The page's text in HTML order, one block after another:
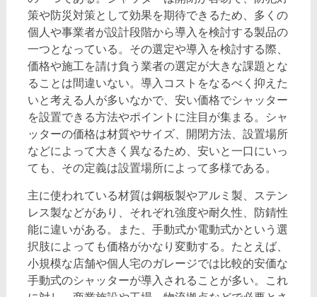
策や防災対策として効果を期待できるため、多くの
個人や事業者が設計段階から導入を検討する製品の
一つとなっている。その選定や導入を検討する際、
価格や施工を請け負う業者の選定が大きな課題とな
ることは間違いない。導入コストをなるべく抑えた
いと考える人が多いなかで、安い価格でシャッター
を設置できる方法やポイントに注目が集まる。シャ
ッターの価格は材質やサイズ、開閉方法、設置場所
などによって大きく異なるため、安いと一口にいっ
ても、その定義は設置場所によって多様である。
主に使われている材質は鋼板製やアルミ製、ステン
レス製などがあり、それぞれ強度や耐久性、防錆性
能に違いがある。また、手動式か電動式かという選
択肢によっても価格がかなり変動する。たとえば、
小規模な店舗や個人宅のガレージでは比較的安価な
手動式のシャッターが導入されることが多い。これ